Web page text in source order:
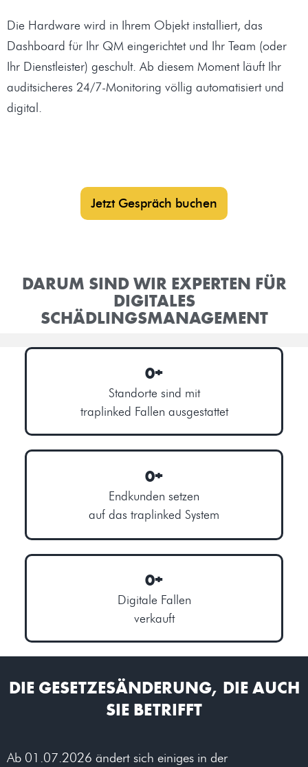
Die Hardware wird in Ihrem Objekt installiert, das
Dashboard für Ihr QM eingerichtet und Ihr Team (oder
Ihr Dienstleister) geschult. Ab diesem Moment läuft Ihr
auditsicheres 24/7-Monitoring völlig automatisiert und
digital.
Jetzt Gespräch buchen
DARUM SIND WIR EXPERTEN FÜR
DIGITALES
SCHÄDLINGSMANAGEMENT
0+
Standorte sind mit
traplinked Fallen ausgestattet
0+
Endkunden setzen
auf das traplinked System
0+
Digitale Fallen
verkauft
DIE GESETZESÄNDERUNG, DIE AUCH
SIE BETRIFFT​
Ab 01.07.2026 ändert sich einiges in der